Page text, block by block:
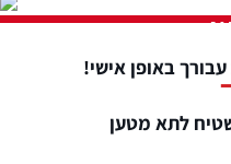
באופן אישי!